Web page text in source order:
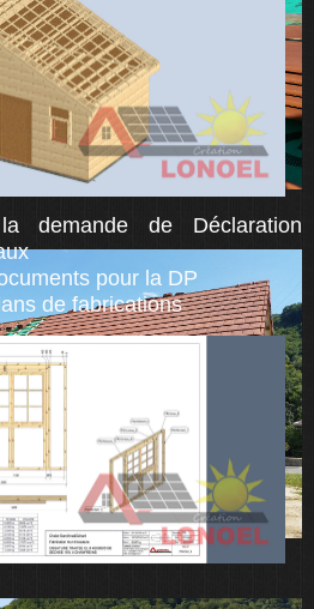
demande de Déclaration
pour la DP
de fabrications